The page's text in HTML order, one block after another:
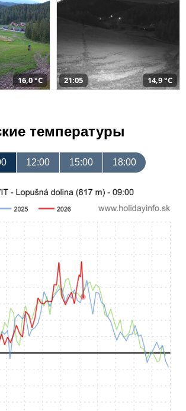
16,0 °C 21:05 14,9 °C
температуры
12:00 15:00 18:00